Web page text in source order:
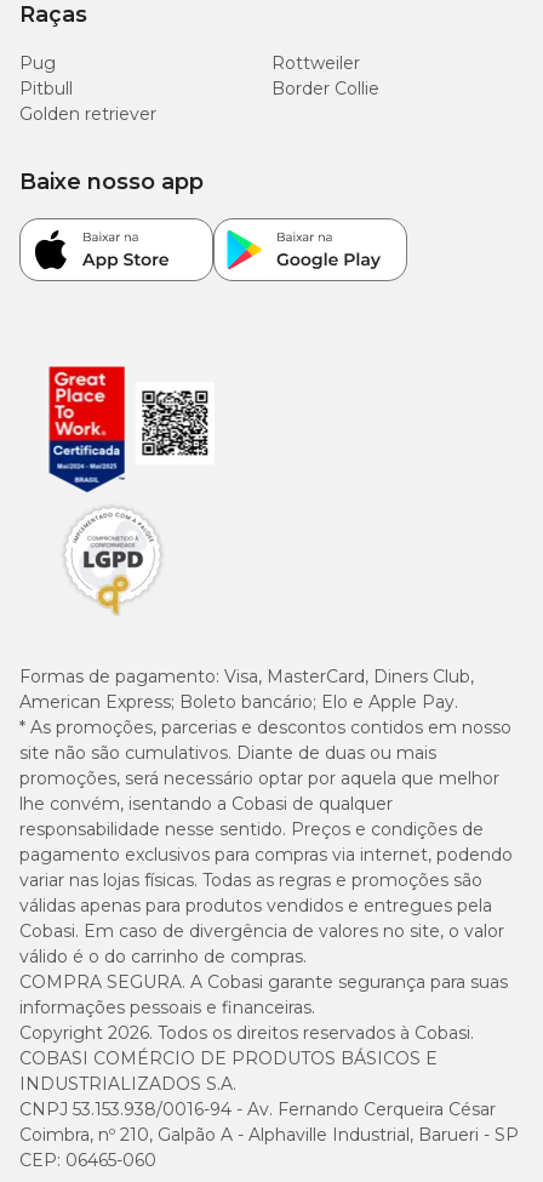
Raças
Pug
Rottweiler
Pitbull
Border Collie
Golden retriever
Formas de pagamento: Visa, MasterCard, Diners Club,
American Express; Boleto bancário; Elo e Apple Pay.
* As promoções, parcerias e descontos contidos em nosso
site não são cumulativos. Diante de duas ou mais
promoções, será necessário optar por aquela que melhor
lhe convém, isentando a Cobasi de qualquer
responsabilidade nesse sentido. Preços e condições de
pagamento exclusivos para compras via internet, podendo
variar nas lojas físicas. Todas as regras e promoções são
válidas apenas para produtos vendidos e entregues pela
Cobasi. Em caso de divergência de valores no site, o valor
válido é o do carrinho de compras.
COMPRA SEGURA. A Cobasi garante segurança para suas
informações pessoais e financeiras.
Copyright 2026. Todos os direitos reservados à Cobasi.
COBASI COMÉRCIO DE PRODUTOS BÁSICOS E
INDUSTRIALIZADOS S.A.
CNPJ 53.153.938/0016-94 - Av. Fernando Cerqueira César
Coimbra, nº 210, Galpão A - Alphaville Industrial, Barueri - SP
CEP: 06465-060
Baixe nosso app